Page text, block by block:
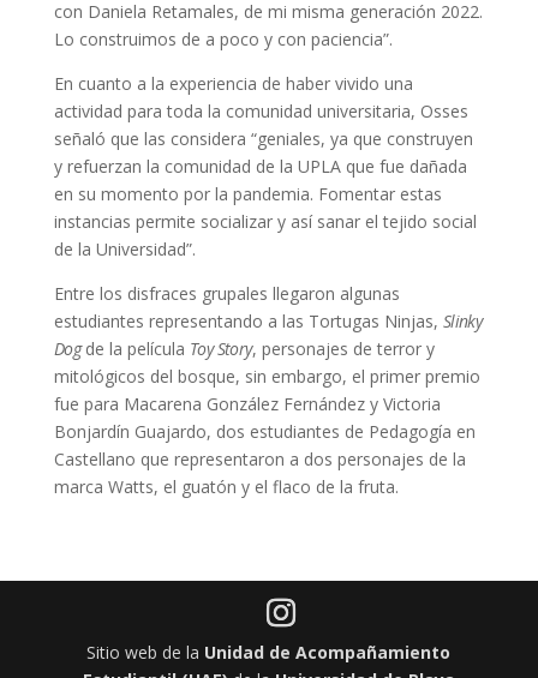
con Daniela Retamales, de mi misma generación 2022.
Lo construimos de a poco y con paciencia”.
En cuanto a la experiencia de haber vivido una
actividad para toda la comunidad universitaria, Osses
señaló que las considera “geniales, ya que construyen
y refuerzan la comunidad de la UPLA que fue dañada
en su momento por la pandemia. Fomentar estas
instancias permite socializar y así sanar el tejido social
de la Universidad”.
Entre los disfraces grupales llegaron algunas
estudiantes representando a las Tortugas Ninjas, Slinky
Dogde la película Toy Story, personajes de terror y
mitológicos del bosque, sin embargo, el primer premio
fue para Macarena González Fernández y Victoria
Bonjardín Guajardo, dos estudiantes de Pedagogía en
Castellano que representaron a dos personajes de la
marca Watts, el guatón y el flaco de la fruta.
Sitio web de la Unidad de Acompañamiento